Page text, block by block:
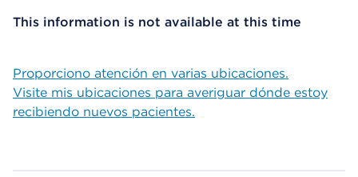
This information is not available at this time
Proporciono atención en varias ubicaciones.
Visite mis ubicaciones para averiguar dónde estoy
recibiendo nuevos pacientes.